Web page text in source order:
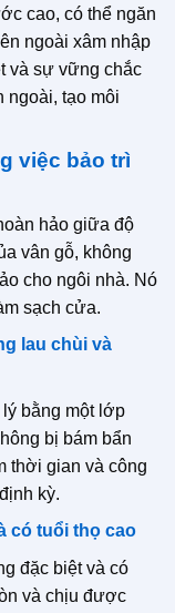
cao, có thể ngăn
ngoài xâm nhập
và sự vững chắc
ngoài, tạo môi
việc bảo trì
hảo giữa độ
vân gỗ, không
cho ngôi nhà. Nó
sạch cửa.
lau chùi và
bằng một lớp
bị bám bẩn
thời gian và công
kỳ.
có tuổi thọ cao
đặc biệt và có
và chịu được